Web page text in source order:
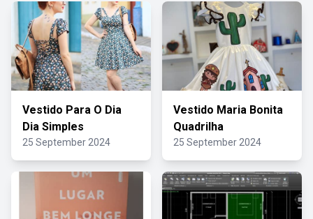
Vestido Para O Dia
Dia Simples
25 September 2024
Vestido Maria Bonita
Quadrilha
25 September 2024